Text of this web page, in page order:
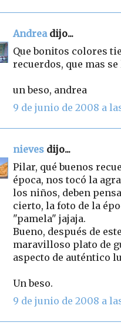
Andreadijo...
Que bonitos colores
recuerdos, que mas
un beso, andrea
9 de junio de 2008 a
nieves dijo...
Pilar, qué buenos
época, nos tocó la
los niños, deben
cierto, la foto de la
"pamela" jajaja.
Bueno, después de
maravilloso plato de
aspecto de auténtico
Un beso.
9 de junio de 2008 a